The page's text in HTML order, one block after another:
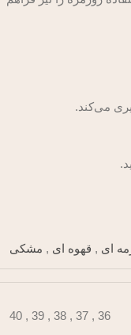
می‌کند.
ای , قهوه ای , مشکی
36
,
37
,
38
,
39
,
40